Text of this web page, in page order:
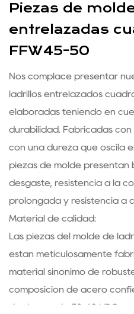
Piezas de
entrelazadas
FFW45-50
Nos complace presentar
ladrillos entrelazados
elaboradas teniendo en
durabilidad. Fabricadas con
con una dureza que oscila
piezas de molde presentan
desgaste, resistencia a la
prolongada y resistencia a
Material de calidad:
Las piezas del molde de
están meticulosamente
material sinónimo de
composición de acero
de dureza de 58-62 HRC,